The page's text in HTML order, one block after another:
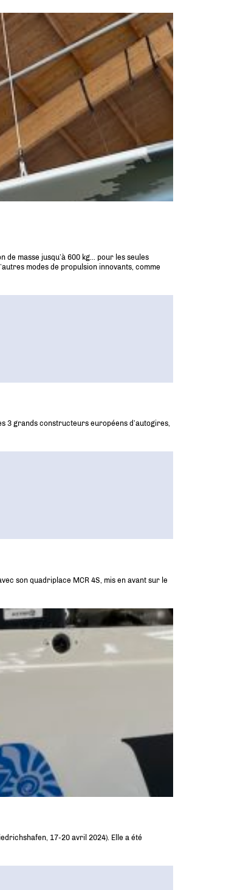
de masse jusqu’à 600 kg… pour les seules
modes de propulsion innovants, comme
3 grands constructeurs européens d’autogires,
son quadriplace MCR 4S, mis en avant sur le
17-20 avril 2024). Elle a été